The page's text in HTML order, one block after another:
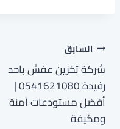
تصفّح
المقالات
السابق
شركة تخزين عفش باحد
رفيدة 0541621080 |
أفضل مستودعات آمنة
ومكيفة